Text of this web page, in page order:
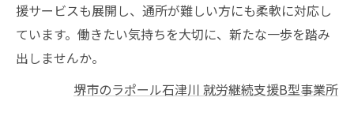
援サービスも展開し、通所が難しい方にも柔軟に対応し
ています。働きたい気持ちを大切に、新たな一歩を踏み
出しませんか。
堺市のラポール石津川 就労継続支援B型事業所